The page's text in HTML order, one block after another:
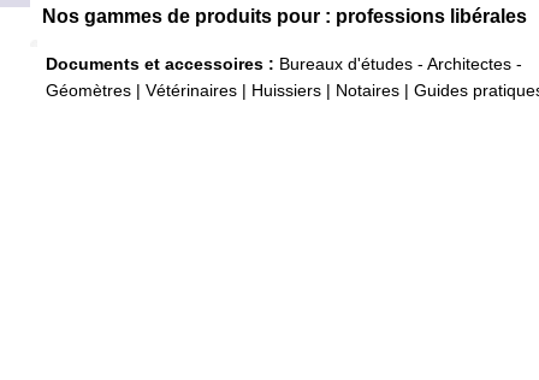
Nos gammes de produits pour : professions libérales
Documents et accessoires : Bureaux d'études - Architectes -
Géomètres
Vétérinaires Huissiers Notaires Guides